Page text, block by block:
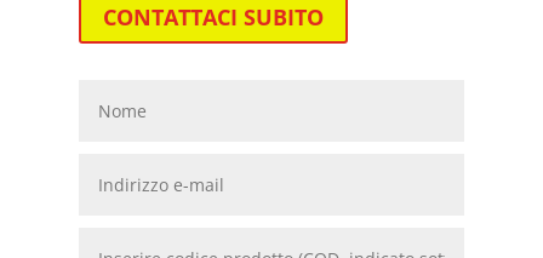
CONTATTACI SUBITO